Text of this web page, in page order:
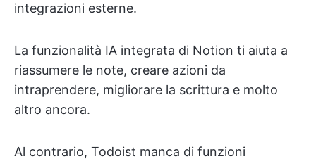
integrazioni esterne.
La funzionalità IA integrata di Notion ti aiuta a
riassumere le note, creare azioni da
intraprendere, migliorare la scrittura e molto
altro ancora.
Al contrario, Todoist manca di funzioni